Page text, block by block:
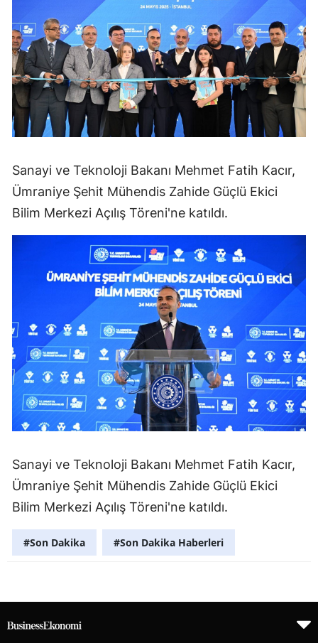
Sanayi ve Teknoloji Bakanı Mehmet Fatih Kacır,
Ümraniye Şehit Mühendis Zahide Güçlü Ekici
Bilim Merkezi Açılış Töreni'ne katıldı.
Sanayi ve Teknoloji Bakanı Mehmet Fatih Kacır,
Ümraniye Şehit Mühendis Zahide Güçlü Ekici
Bilim Merkezi Açılış Töreni'ne katıldı.
#Son Dakika #Son Dakika Haberleri